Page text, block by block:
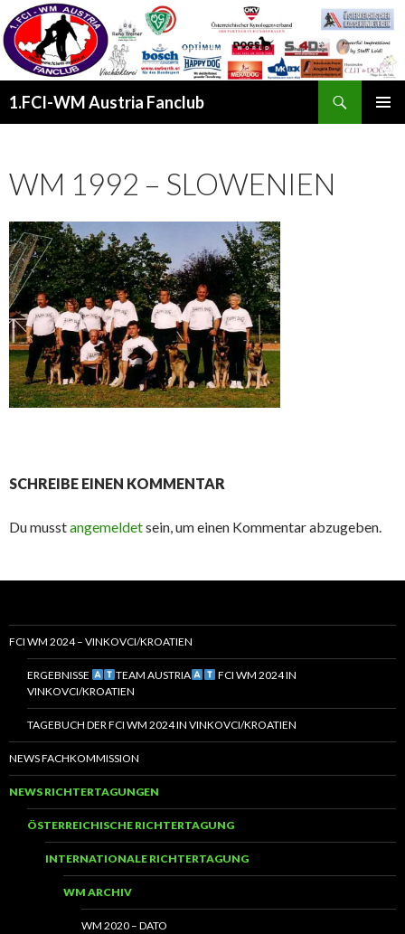
1.FCI-WM Austria Fanclub
WM 1992 – SLOWENIEN
SCHREIBE EINEN KOMMENTAR
Du musstangemeldetsein, um einen Kommentar abzugeben.
FCI WM 2024 – VINKOVCI/KROATIEN
ERGEBNISSE TEAM AUSTRIA
FCI WM 2024 IN
VINKOVCI/KROATIEN
TAGEBUCH DER FCI WM 2024 IN VINKOVCI/KROATIEN
NEWS FACHKOMMISSION
NEWS RICHTERTAGUNGEN
ÖSTERREICHISCHE RICHTERTAGUNG
INTERNATIONALE RICHTERTAGUNG
WM ARCHIV
WM 2020 – DATO